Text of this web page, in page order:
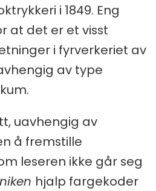
i 1849. Eng
at det er et visst
i fyrverkeriet av
av type
uavhengig av
å fremstille
leseren ikke går seg
hjalp fargekoder